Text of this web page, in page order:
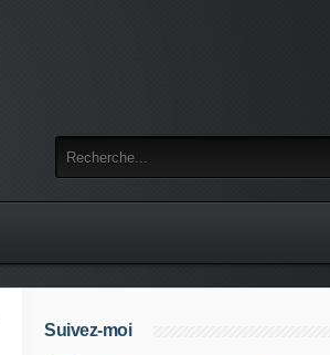
Suivez-moi